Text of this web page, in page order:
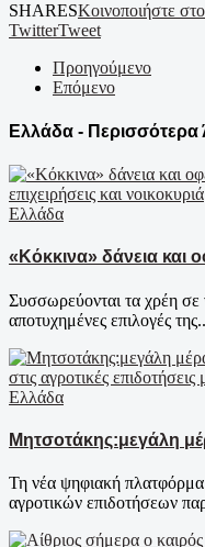
SHARESΚοινοποιήστε
TwitterTweet
Προηγούμενο
Επόμενο
Ελλάδα - Περισσότερα
Ελλάδα
«Κόκκινα» δάνεια και
Συσσωρεύονται τα χρέη σε
αποτυχημένες επιλογές
Ελλάδα
Μητσοτάκης:μεγάλη
Τη νέα ψηφιακή
αγροτικών επιδοτήσεων